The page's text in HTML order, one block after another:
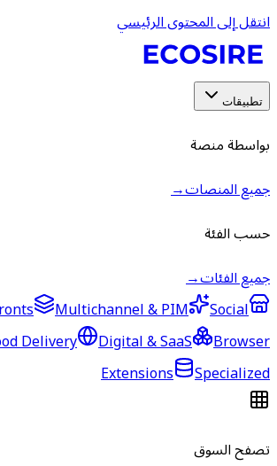
انتقل إلى المحتوى الرئيسي
تطبيقات
بواسطة منصة
جميع المنصات→
حسب الفئة
جميع الفئات→
Multichannel & PIM
Social
Delivery Digital & SaaS
Browser
Extensions
Specialized
تصفح السوق